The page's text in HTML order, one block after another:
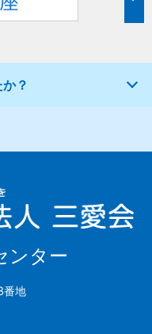
？
ンター
番地